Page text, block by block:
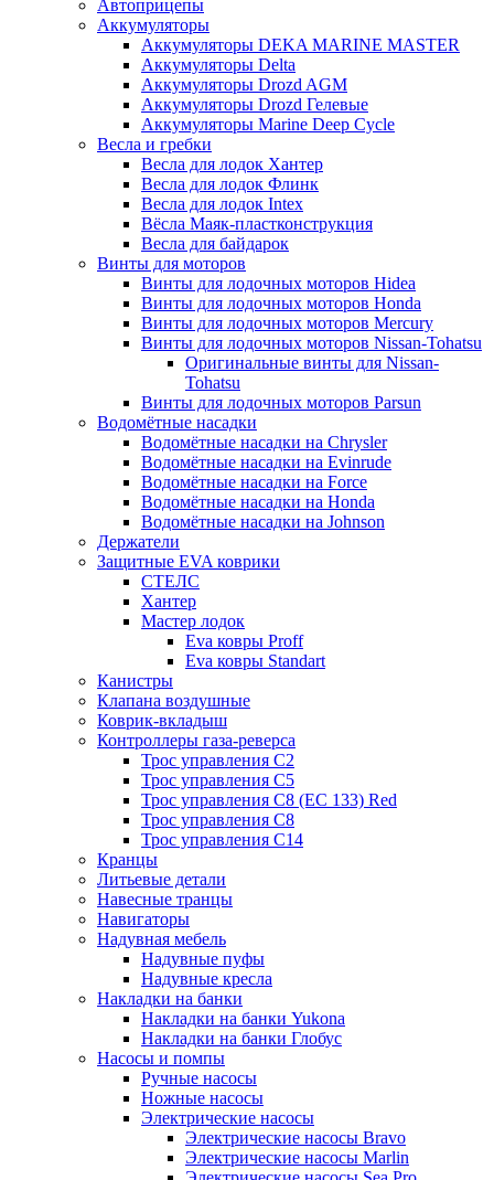
Автоприцепы
Аккумуляторы
Аккумуляторы DEKA MARINE MASTER
Аккумуляторы Delta
Аккумуляторы Drozd AGM
Аккумуляторы Drozd Гелевые
Аккумуляторы Marine Deep Cycle
Весла и гребки
Весла для лодок Хантер
Весла для лодок Флинк
Весла для лодок Intex
Вёсла Маяк-пластконструкция
Весла для байдарок
Винты для моторов
Винты для лодочных моторов Hidea
Винты для лодочных моторов Honda
Винты для лодочных моторов Mercury
Винты для лодочных моторов Nissan-Tohatsu
Оригинальные винты для Nissan-
Tohatsu
Винты для лодочных моторов Parsun
Водомётные насадки
Водомётные насадки на Chrysler
Водомётные насадки на Evinrude
Водомётные насадки на Force
Водомётные насадки на Honda
Водомётные насадки на Johnson
Держатели
Защитные EVA коврики
СТЕЛС
Хантер
Мастер лодок
Eva ковры Proff
Eva ковры Standart
Канистры
Клапана воздушные
Коврик-вкладыш
Контроллеры газа-реверса
Трос управления C2
Трос управления C5
Трос управления C8 (ЕС 133) Red
Трос управления C8
Трос управления C14
Кранцы
Литьевые детали
Навесные транцы
Навигаторы
Надувная мебель
Надувные пуфы
Надувные кресла
Накладки на банки
Накладки на банки Yukona
Накладки на банки Глобус
Насосы и помпы
Ручные насосы
Ножные насосы
Электрические насосы
Электрические насосы Bravo
Электрические насосы Marlin